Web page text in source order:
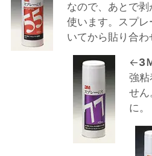
なので、あとで
使います。スプ
いてから貼り合わ
←3
強粘
せん
に。